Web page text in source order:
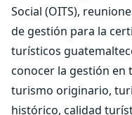
Social (OITS),
de gestión para la
turísticos
conocer la gestión
turismo originario,
histórico, calidad